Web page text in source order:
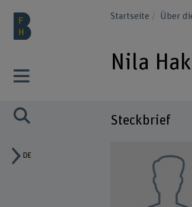
DE
Startseite Über
Nila
Steckbrief